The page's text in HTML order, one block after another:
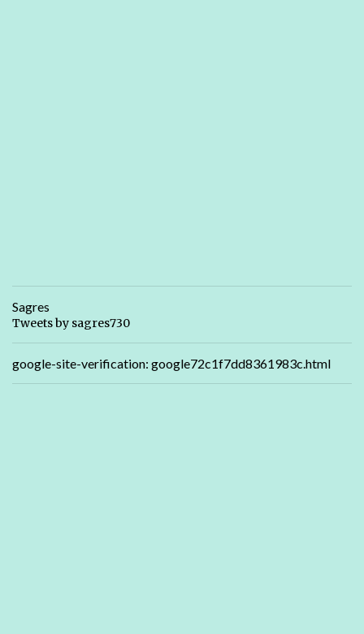
Sagres
Tweets by sagres730
google-site-verification: google72c1f7dd8361983c.html